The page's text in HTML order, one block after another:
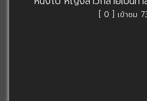
[ 0 ] เข้าชม